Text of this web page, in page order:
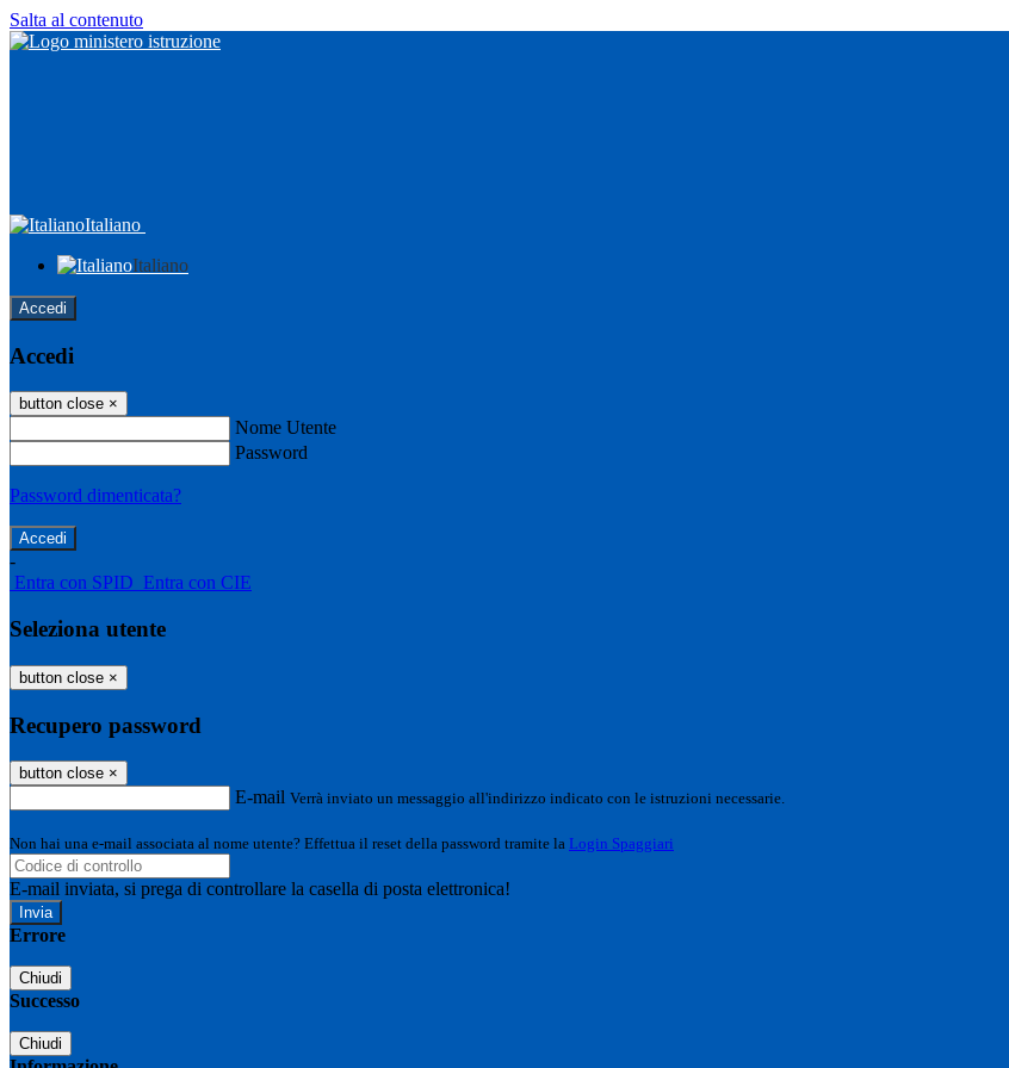
Salta al contenuto
Italiano
Italiano
Accedi
Accedi
button close ×
Nome Utente
Password
Password dimenticata?
-
Entra con SPID Entra con CIE
Seleziona utente
button close ×
Recupero password
button close ×
E-mail Verrà inviato un messaggio all'indirizzo indicato con le istruzioni necessarie.
Non hai una e-mail associata al nome utente? Effettua il reset della password tramite la Login Spaggiari
E-mail inviata, si prega di controllare la casella di posta elettronica!
Errore
Chiudi
Successo
Chiudi